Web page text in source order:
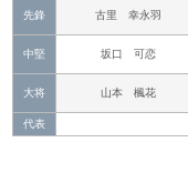
先鋒 古里 幸永羽
中堅 坂口 可恋
大将 山本 楓花
代表